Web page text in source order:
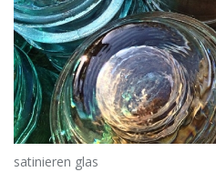
satinieren glas